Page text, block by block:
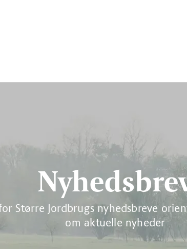
Større Jordbrugs nyhedsbreve
om aktuelle nyheder